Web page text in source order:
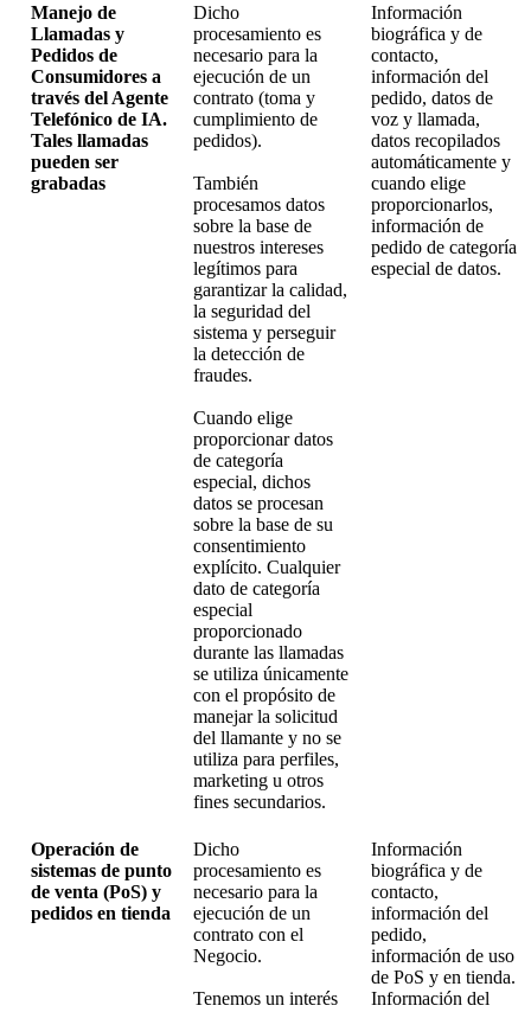
Manejo de
Llamadas y
Pedidos de
Consumidores a
través del Agente
Telefónico de IA.
Tales llamadas
pueden ser
grabadas
Dicho
procesamiento es
necesario para la
ejecución de un
contrato (toma y
cumplimiento de
pedidos).
También
procesamos datos
sobre la base de
nuestros intereses
legítimos para
garantizar la calidad,
la seguridad del
sistema y perseguir
la detección de
fraudes.
Cuando elige
proporcionar datos
de categoría
especial, dichos
datos se procesan
sobre la base de su
consentimiento
explícito. Cualquier
dato de categoría
especial
proporcionado
durante las llamadas
se utiliza únicamente
con el propósito de
manejar la solicitud
del llamante y no se
utiliza para perfiles,
marketing u otros
fines secundarios.
Información
biográfica y de
contacto,
información del
pedido, datos de
voz y llamada,
datos recopilados
automáticamente y
cuando elige
proporcionarlos,
información de
pedido de categoría
especial de datos.
Operación de
sistemas de punto
de venta (PoS) y
pedidos en tienda
Dicho
procesamiento es
necesario para la
ejecución de un
contrato con el
Negocio.
Tenemos un interés
Información
biográfica y de
contacto,
información del
pedido,
información de uso
de PoS y en tienda.
Información del